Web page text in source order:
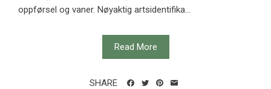
oppførsel og vaner. Nøyaktig artsidentifika...
Read More
SHARE